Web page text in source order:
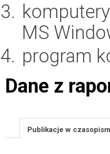
MS
program
Dane z
Publikacje w